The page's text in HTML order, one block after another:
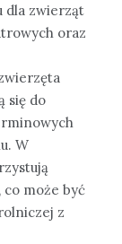
dla zwierząt
oraz
się do
W
co może być
z